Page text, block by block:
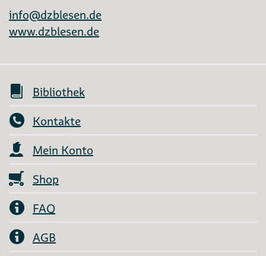
info@dzblesen.de
www.dzblesen.de
Bibliothek
Kontakte
Mein Konto
Shop
FAQ
AGB